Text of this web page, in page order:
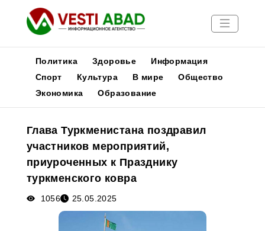
Новости
Медиа
Афиша
Политика Здоровье
Информация
Спорт
Культура В мире
Общество
Экономика
Образование
Глава Туркменистана поздравил
участников мероприятий,
приуроченных к Празднику
туркменского ковра
1056 25.05.2025